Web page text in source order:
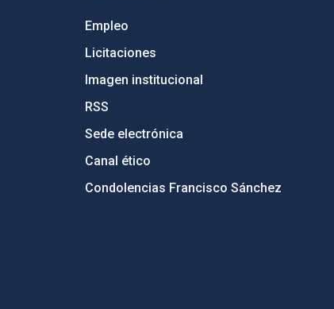
Empleo
Licitaciones
Imagen institucional
RSS
Sede electrónica
Canal ético
Condolencias Francisco Sánchez